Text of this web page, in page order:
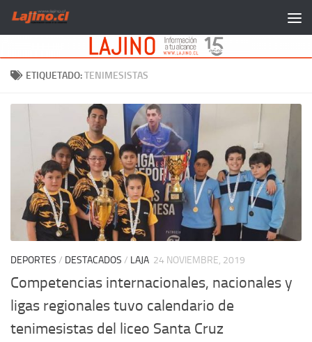
Saltar al contenido
ETIQUETADO:TENIMESISTAS
DEPORTES / DESTACADOS / LAJA 24 NOVIEMBRE, 2019
Competencias internacionales, nacionales y
ligas regionales tuvo calendario de
tenimesistas del liceo Santa Cruz